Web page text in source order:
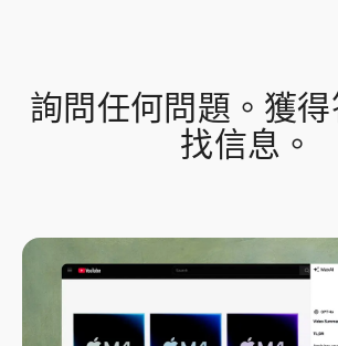
詢問任何問題。獲
找信息。